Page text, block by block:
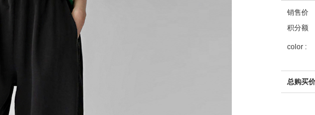
销售价
积分额
color :
总购买